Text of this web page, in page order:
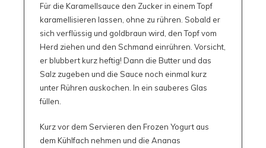
Für die Karamellsauce den Zucker in einem Topf
karamellisieren lassen, ohne zu rühren. Sobald er
sich verflüssig und goldbraun wird, den Topf vom
Herd ziehen und den Schmand einrühren. Vorsicht,
er blubbert kurz heftig! Dann die Butter und das
Salz zugeben und die Sauce noch einmal kurz
unter Rühren auskochen. In ein sauberes Glas
füllen.
Kurz vor dem Servieren den Frozen Yogurt aus
dem Kühlfach nehmen und die Ananas